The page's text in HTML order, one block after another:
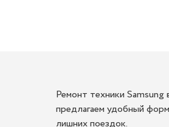
Ремонт техники
предлагаем удобный
лишних поездок.